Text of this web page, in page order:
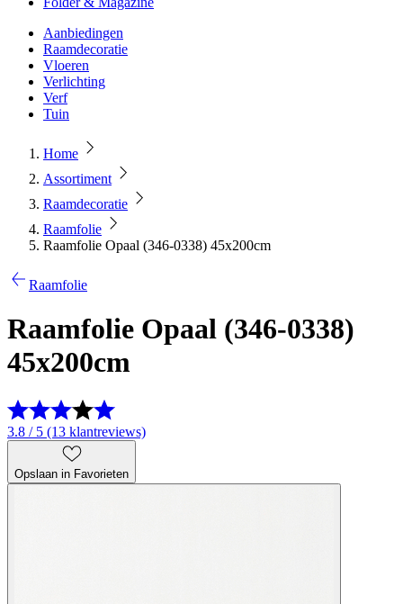
Aanbiedingen
Raamdecoratie
Vloeren
Verlichting
Verf
Tuin
Home
Assortiment
Raamdecoratie
Raamfolie
Raamfolie Opaal (346-0338) 45x200cm
Raamfolie
Raamfolie Opaal (346-0338)
45x200cm
3.8 / 5 (13 klantreviews)
Opslaan in Favorieten